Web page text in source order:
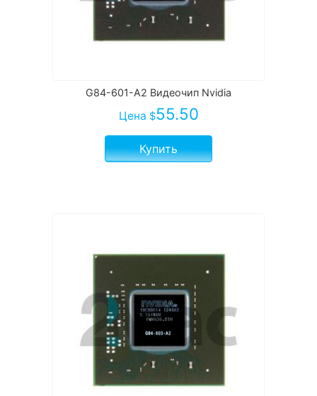
G84-601-A2 Видеочип Nvidia
Цена $55.50
Купить